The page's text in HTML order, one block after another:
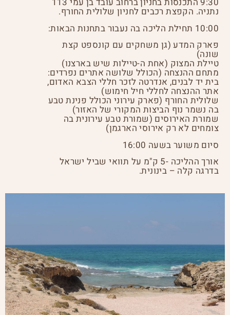
נתניה. הקפצת רכבים לחניון שלולית החורף.
10:00 תחילת הליכה בה נעבור בתחנות הבאות:
פארק המדע (גן משחקים עם קונספט קצת
שונה)
טיילת המצוק (אחת ה-טיילות שיש בארצנו)
מתחם ההנצחה (הכולל שלושה אתרים נפרדים:
בית יד לבנים, אנדרטה לזכר חללי הצבא האדום,
אתר ההנצחה לחללי חיל חימוש)
שלולית החורף (פארק עירוני הכולל פנינת טבע
בה נשמר נוף הביצות המקורי של האזור)
שמורת האירוסים (שמורת טבע עירונית בה
צומחים לא רק אירוסי הארגמן)
סיום משוער בשעה 16:00
אורך ההליכה -5 ק"מ על תוואי שביל ישראל
בדרגה קלה – בינונית.